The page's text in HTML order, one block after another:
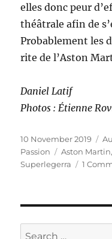
elles donc peur
théâtrale afin de
Probablement les
rite de l’Aston
Daniel Latif
Photos : Étienne
Posted
on
10 November 2019
Passion
Tags
Aston Martin
Superlegerra
1
Search